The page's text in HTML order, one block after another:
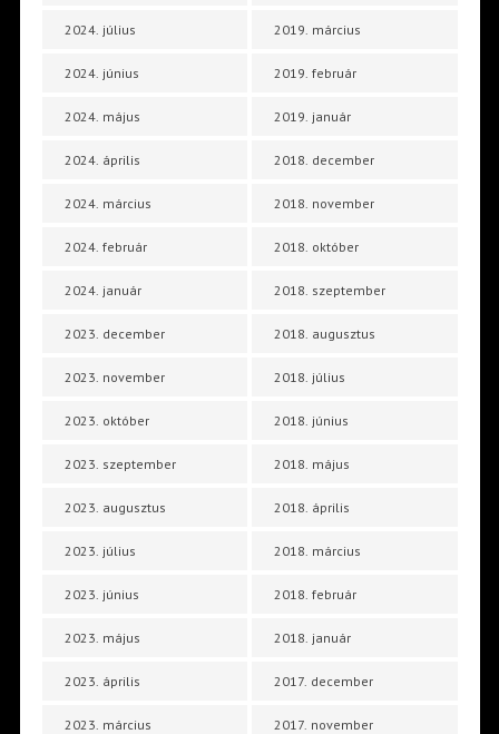
2024. július
2024. június
2024. május
2024. április
2024. március
2024. február
2024. január
2023. december
2023. november
2023. október
2023. szeptember
2023. augusztus
2023. július
2023. június
2023. május
2023. április
2023. március
2019. március
2019. február
2019. január
2018. december
2018. november
2018. október
2018. szeptember
2018. augusztus
2018. július
2018. június
2018. május
2018. április
2018. március
2018. február
2018. január
2017. december
2017. november